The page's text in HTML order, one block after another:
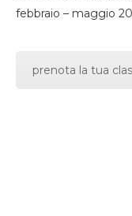
febbraio – maggio
prenota la tua